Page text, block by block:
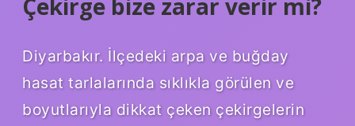
Diyarbakır. İlçedeki arpa ve buğday
hasat tarlalarında sıklıkla görülen ve
boyutlarıyla dikkat çeken çekirgelerin